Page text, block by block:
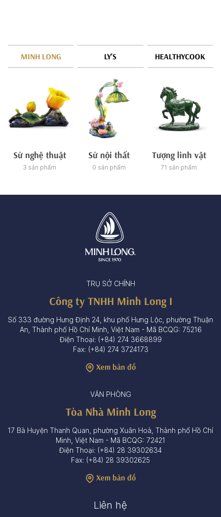
MINH LONG LY'S HEALTHYCOOK
Sứ nghệ thuật
3 sản phẩm
Sứ nội thất
0 sản phẩm
Tượng linh vật
71 sản phẩm
TRỤ SỞ CHÍNH
Công ty TNHH Minh Long I
Số 333 đường Hưng Định 24, khu phố Hưng Lộc, phường Thuận
An, Thành phố Hồ Chí Minh, Việt Nam - Mã BCQG: 75216
Điện Thoại: (+84) 274 3668899
Fax: (+84) 274 3724173
Xem bản đồ
VĂN PHÒNG
Tòa Nhà Minh Long
17 Bà Huyện Thanh Quan, phường Xuân Hoà, Thành phố Hồ Chí
Minh, Việt Nam - Mã BCQG: 72421
Điện Thoại: (+84) 28 39302634
Fax: (+84) 28 39302625
Xem bản đồ
Liên hệ